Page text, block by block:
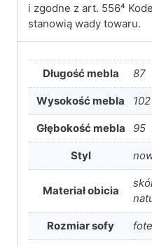
i zgodne z art. 556⁴
stanowią wady towaru.
Długość mebla 87
Wysokość mebla 102
Głębokość mebla 95
Styl
Materiał obicia
Rozmiar sofy